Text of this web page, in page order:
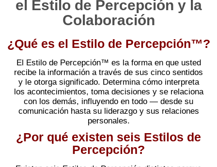
el Estilo de Percepción y la
Colaboración
¿Qué es el Estilo de Percepción™?
El Estilo de Percepción™ es la forma en que usted
recibe la información a través de sus cinco sentidos
y le otorga significado. Determina cómo interpreta
los acontecimientos, toma decisiones y se relaciona
con los demás, influyendo en todo — desde su
comunicación hasta su liderazgo y sus relaciones
personales.
¿Por qué existen seis Estilos de
Percepción?